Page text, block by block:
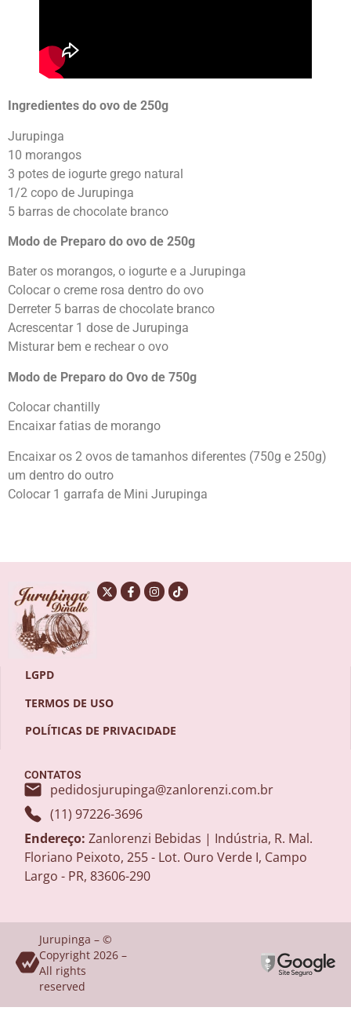
Ingredientes do ovo de 250g
Jurupinga
10 morangos
3 potes de iogurte grego natural
1/2 copo de Jurupinga
5 barras de chocolate branco
Modo de Preparo do ovo de 250g
Bater os morangos, o iogurte e a Jurupinga
Colocar o creme rosa dentro do ovo
Derreter 5 barras de chocolate branco
Acrescentar 1 dose de Jurupinga
Misturar bem e rechear o ovo
Modo de Preparo do Ovo de 750g
Colocar chantilly
Encaixar fatias de morango
Encaixar os 2 ovos de tamanhos diferentes (750g e 250g)
um dentro do outro
Colocar 1 garrafa de Mini Jurupinga
LGPD
TERMOS DE USO
POLÍTICAS DE PRIVACIDADE
CONTATOS
pedidosjurupinga@zanlorenzi.com.br
(11) 97226-3696
Endereço: Zanlorenzi Bebidas | Indústria, R. Mal.
Floriano Peixoto, 255 - Lot. Ouro Verde I, Campo
Largo - PR, 83606-290
Jurupinga – ©
Copyright 2026 –
All rights
reserved